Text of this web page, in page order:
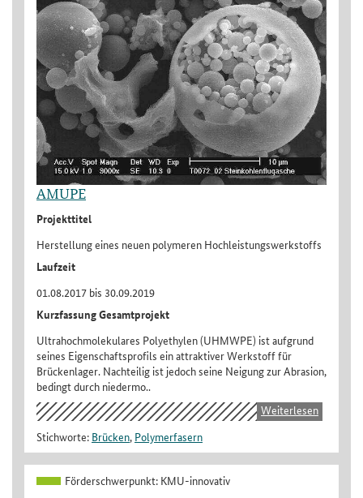
AMUPE
Projekttitel
Herstellung eines neuen polymeren Hochleistungswerkstoffs
Laufzeit
01.08.2017 bis 30.09.2019
Kurzfassung Gesamtprojekt
Ultrahochmolekulares Polyethylen (UHMWPE) ist aufgrund
seines Eigenschaftsprofils ein attraktiver Werkstoff für
Brückenlager. Nachteilig ist jedoch seine Neigung zur Abrasion,
bedingt durch niedermo..
Weiterlesen
Stichworte: Brücken, Polymerfasern
Förderschwerpunkt: KMU-innovativ